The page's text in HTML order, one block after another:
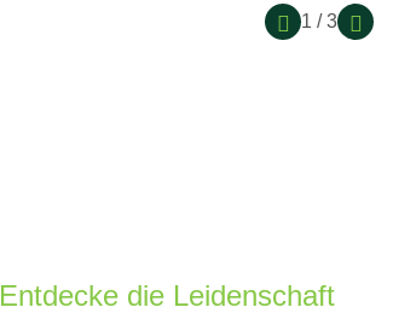
1 / 3
Entdecke die Leidenschaft